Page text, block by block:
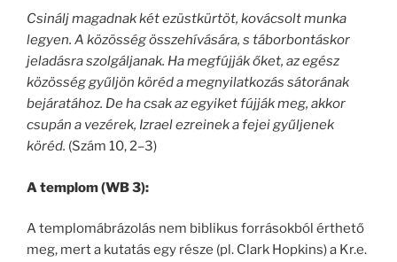
Csinálj magadnak két ezüstkürtöt, kovácsolt munka
legyen. A közösség összehívására, s táborbontáskor
jeladásra szolgáljanak. Ha megfújják őket, az egész
közösség gyűljön köréd a megnyilatkozás sátorának
bejáratához. De ha csak az egyiket fújják meg, akkor
csupán a vezérek, Izrael ezreinek a fejei gyűljenek
köréd. (Szám 10, 2–3)
A templom (WB 3):
A templomábrázolás nem biblikus forrásokból érthető
meg, mert a kutatás egy része (pl. Clark Hopkins) a Kr.e.